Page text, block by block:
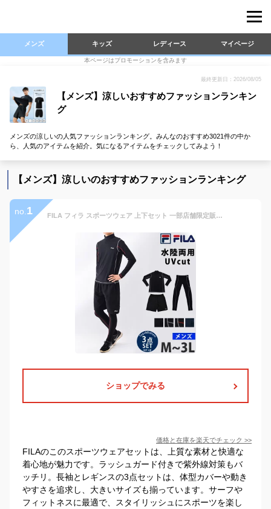
メンズ キッズ レディース マイページ
本ページはプロモーションを含みます
最終更新日：2026/08/05
【メンズ】涼しいおすすめファッションランキン
グ
メンズの涼しいの人気ファッションランキング。みんなのおすすめ3021件の中か
ら、人気のアイテムを紹介。気になるアイテムをチェックしてみよう！
【メンズ】涼しいのおすすめファッションランキング
no. 1 FILA フィラ スポーツウェア 上下セット 一部店舗限定販売 オリジナル ラッシュガード付き メンズ フィットネス水着 水着 3点セット 10分丈 レギンス 大きいサイズ サーフパンツ 長袖 コンプレッション M L LL 3L 420919A 送料無料 着後レビューでクーポンGET
ショップでみる
価格と在庫を楽天でチェック >>
FILAのこのスポーツウェアセットは、上質な素材と快適な
着心地が魅力です。ラッシュガード付きで紫外線対策もバ
ッチリ。長袖とレギンスの3点セットは、体型カバーや動き
やすさを追求し、大きいサイズも揃っています。サーフや
フィットネスに最適で、スタイリッシュにスポーツを楽し